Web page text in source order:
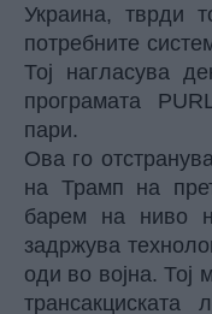
Украина, тврди
потребните
Тој нагласува
програмата
пари.
Ова го
на Трамп на
барем на ниво
задржува
оди во војна. Тој